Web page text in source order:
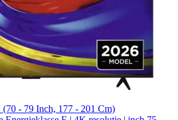
- 79 Inch, 177 - 201 Cm)